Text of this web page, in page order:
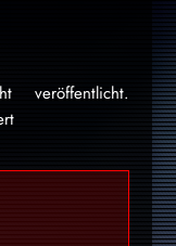
veröffentlicht.